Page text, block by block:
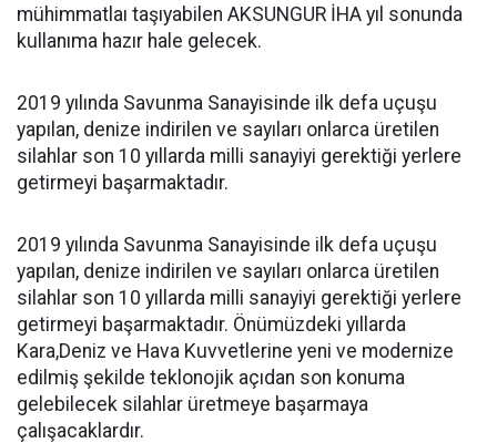
mühimmatlaı taşıyabilen AKSUNGUR İHA yıl sonunda
kullanıma hazır hale gelecek.
2019 yılında Savunma Sanayisinde ilk defa uçuşu
yapılan, denize indirilen ve sayıları onlarca üretilen
silahlar son 10 yıllarda milli sanayiyi gerektiği yerlere
getirmeyi başarmaktadır.
2019 yılında Savunma Sanayisinde ilk defa uçuşu
yapılan, denize indirilen ve sayıları onlarca üretilen
silahlar son 10 yıllarda milli sanayiyi gerektiği yerlere
getirmeyi başarmaktadır. Önümüzdeki yıllarda
Kara,Deniz ve Hava Kuvvetlerine yeni ve modernize
edilmiş şekilde teklonojik açıdan son konuma
gelebilecek silahlar üretmeye başarmaya
çalışacaklardır.